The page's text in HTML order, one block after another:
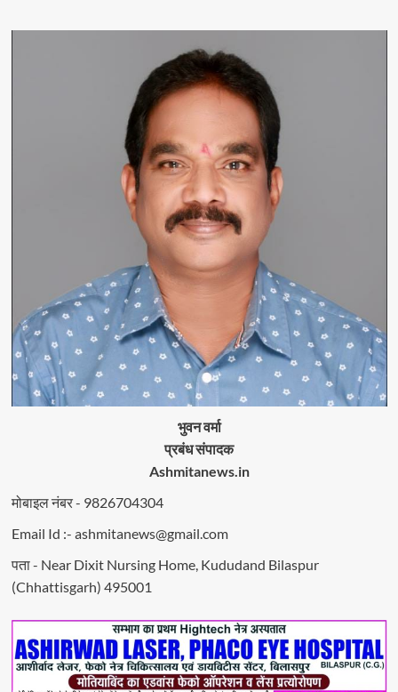
भुवन वर्मा
प्रबंध संपादक
Ashmitanews.in
मोबाइल नंबर - 9826704304
Email Id :- ashmitanews@gmail.com
पता - Near Dixit Nursing Home, Kududand Bilaspur
(Chhattisgarh) 495001